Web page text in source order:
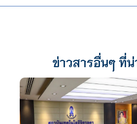
ข่าวสารอื่นๆ ที่น่